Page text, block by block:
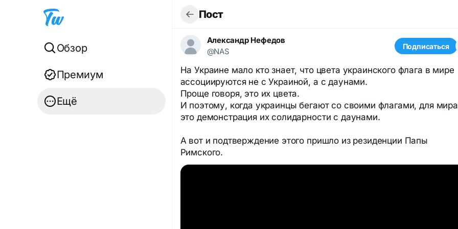
Обзор
Премиум
Ещё
Пост
Александр Нефедов
@NAS
Подписаться
На Украине мало кто знает, что цвета украинского флага в мире
ассоциируются не с Украиной, а с даунами.
Проще говоря, это их цвета.
И поэтому, когда украинцы бегают со своими флагами, для мира
это демонстрация их солидарности с даунами.
А вот и подтверждение этого пришло из резиденции Папы
Римского.